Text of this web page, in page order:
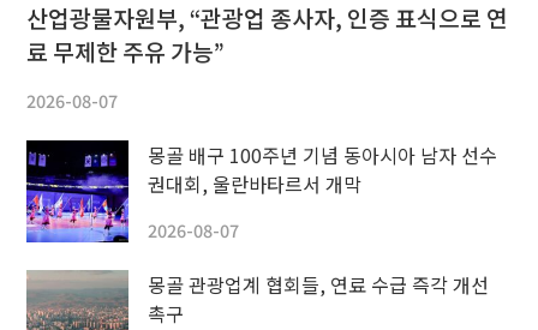
산업광물자원부, “관광업 종사자, 인증 표식으로 연
료 무제한 주유 가능”
2026-08-07
몽골 배구 100주년 기념 동아시아 남자 선수
권대회, 울란바타르서 개막
2026-08-07
몽골 관광업계 협회들, 연료 수급 즉각 개선
촉구